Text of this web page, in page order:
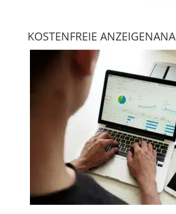
KOSTENFREIE